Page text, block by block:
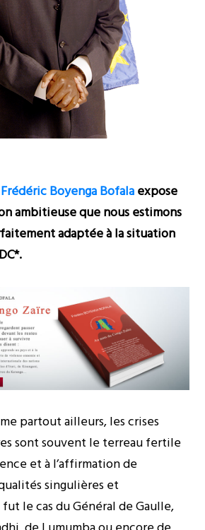
Frédéric Boyenga Bofalaexpose
ambitieuse que nous estimons
adaptée à la situation
partout ailleurs, les crises
sont souvent le terreau fertile
et à l’affirmation de
singulières et
le cas du Général de Gaulle,